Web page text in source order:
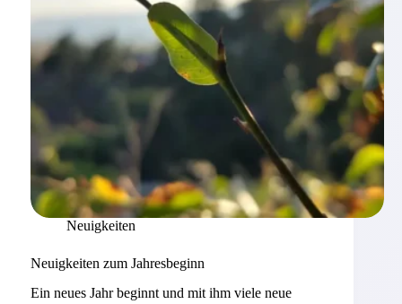
Neuigkeiten
Neuigkeiten zum Jahresbeginn
Ein neues Jahr beginnt und mit ihm viele neue